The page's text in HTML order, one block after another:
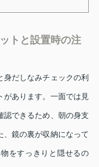
トと設置時の注
だしなみチェックの利
があります。一面では見
認できるため、朝の身支
、鏡の裏が収納になって
をすっきりと隠せるの